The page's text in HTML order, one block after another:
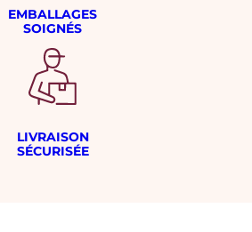
EMBALLAGES
SOIGNÉS
LIVRAISON
SÉCURISÉE